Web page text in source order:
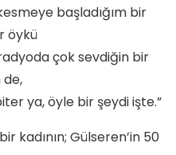
başladığım bir
öykü
çok sevdiğin bir
de,
ya, öyle bir şeydi işte.”
kadının; Gülseren’in 50